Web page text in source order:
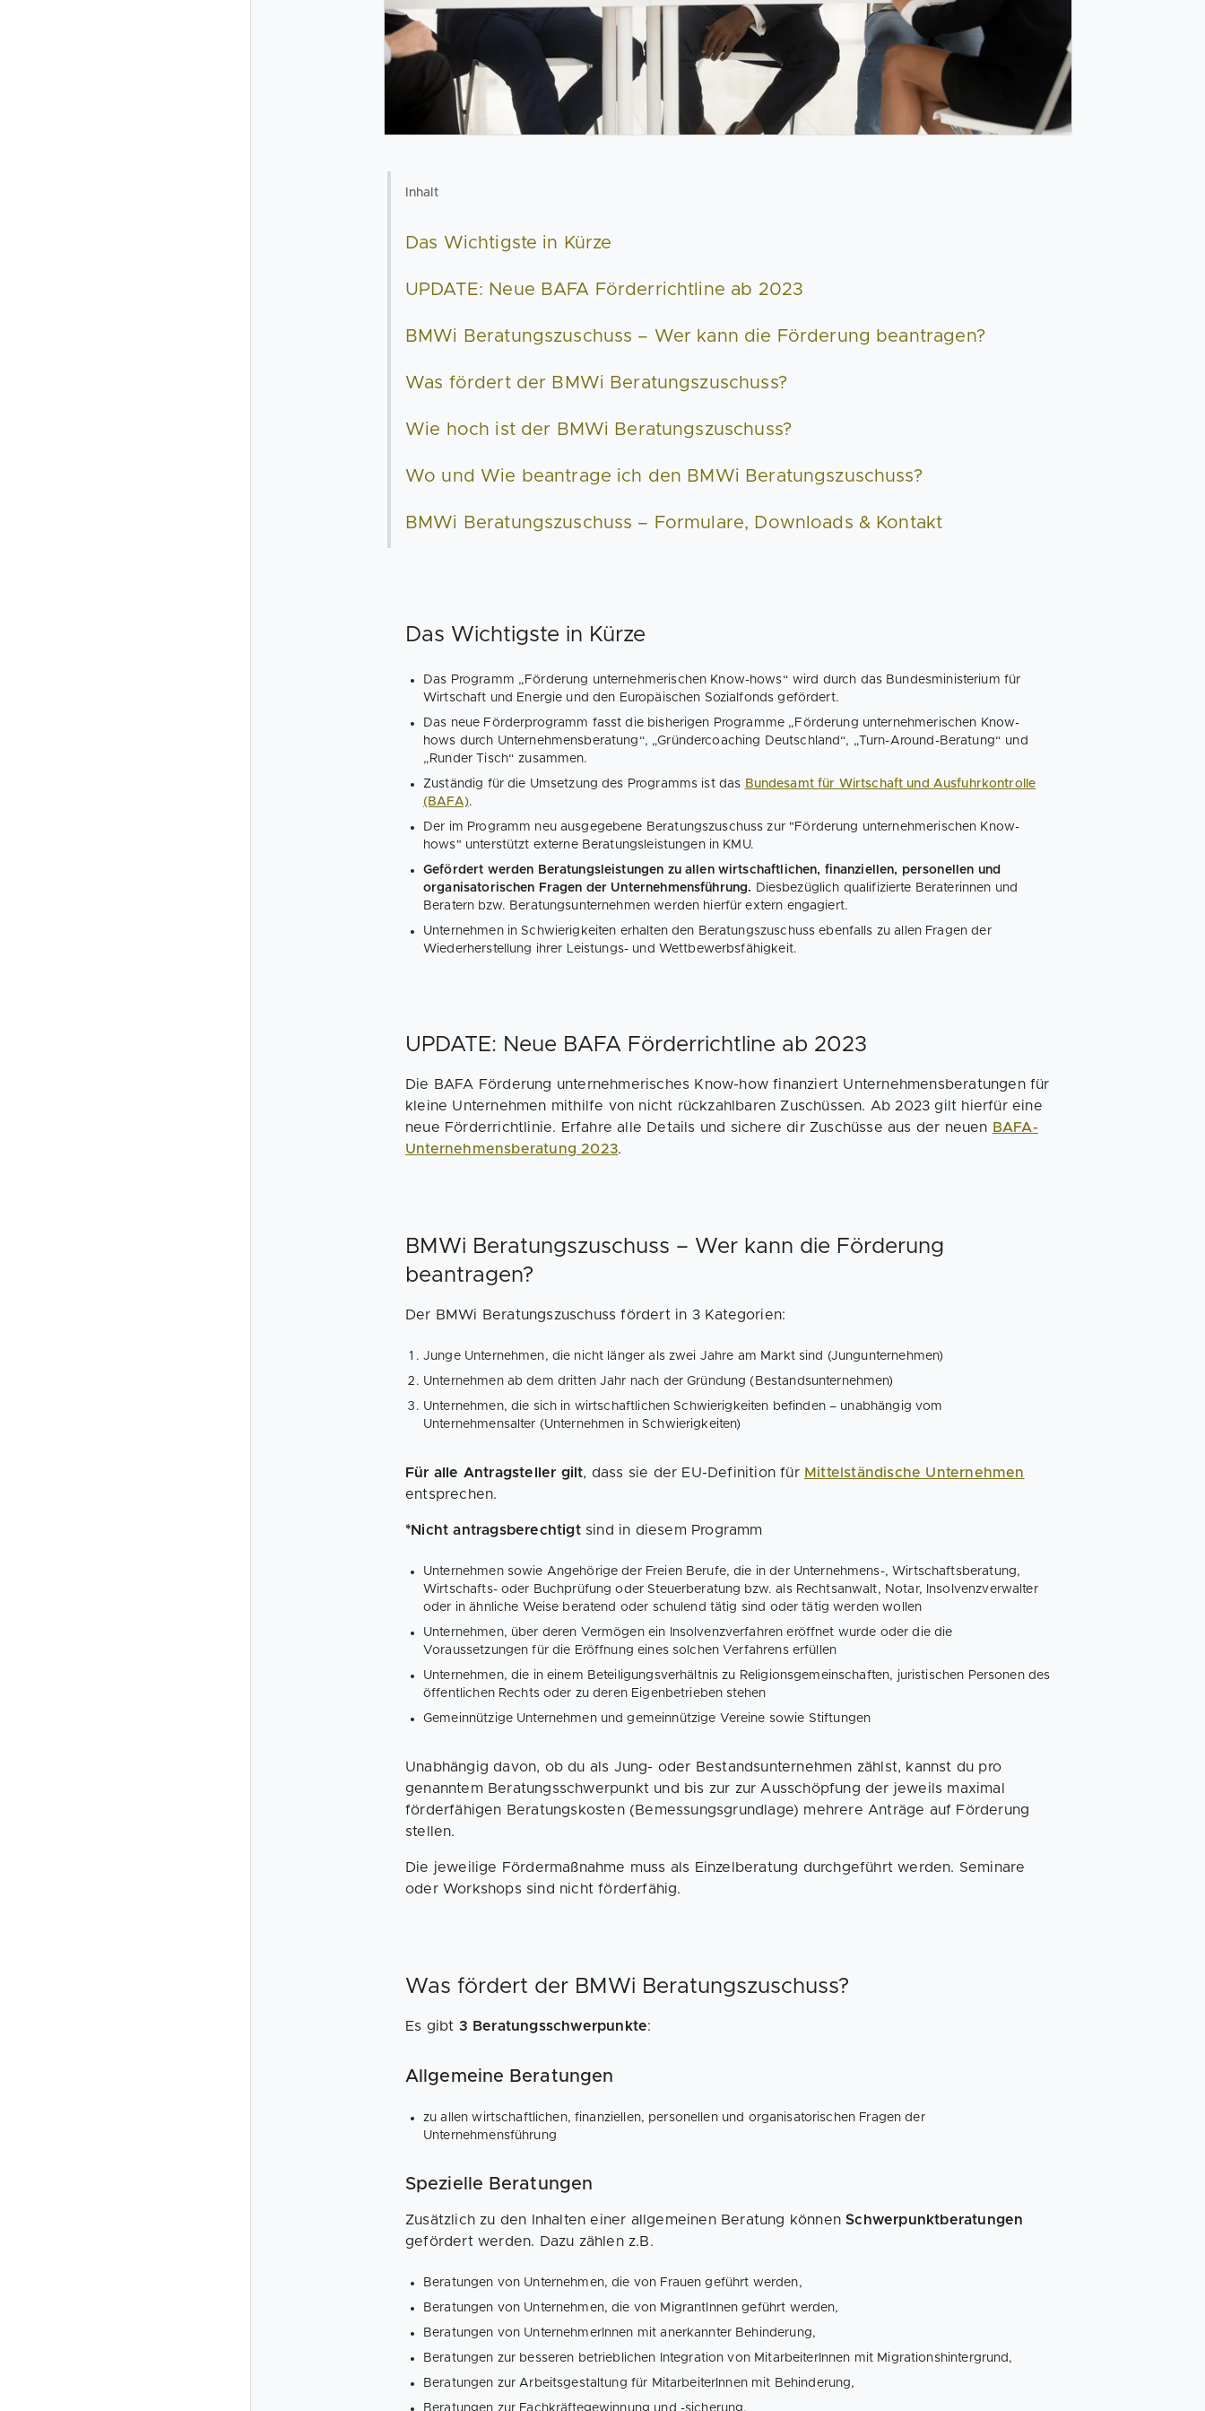
Inhalt
Das Wichtigste in Kürze
UPDATE: Neue BAFA Förderrichtline ab 2023
BMWi Beratungszuschuss – Wer kann die Förderung beantragen?
Was fördert der BMWi Beratungszuschuss?
Wie hoch ist der BMWi Beratungszuschuss?
Wo und Wie beantrage ich den BMWi Beratungszuschuss?
BMWi Beratungszuschuss – Formulare, Downloads & Kontakt
Das Wichtigste in Kürze
Das Programm „Förderung unternehmerischen Know-hows“ wird durch das Bundesministerium für
Wirtschaft und Energie und den Europäischen Sozialfonds gefördert.
Das neue Förderprogramm fasst die bisherigen Programme „Förderung unternehmerischen Know-
hows durch Unternehmensberatung“, „Gründercoaching Deutschland“, „Turn-Around-Beratung“ und
„Runder Tisch“ zusammen.
Zuständig für die Umsetzung des Programms ist das Bundesamt für Wirtschaft und Ausfuhrkontrolle
(BAFA).
Der im Programm neu ausgegebene Beratungszuschuss zur "Förderung unternehmerischen Know-
hows" unterstützt externe Beratungsleistungen in KMU.
Gefördert werden Beratungsleistungen zu allen wirtschaftlichen, finanziellen, personellen und
organisatorischen Fragen der Unternehmensführung. Diesbezüglich qualifizierte Beraterinnen und
Beratern bzw. Beratungsunternehmen werden hierfür extern engagiert.
Unternehmen in Schwierigkeiten erhalten den Beratungszuschuss ebenfalls zu allen Fragen der
Wiederherstellung ihrer Leistungs- und Wettbewerbsfähigkeit.
UPDATE: Neue BAFA Förderrichtline ab 2023
Die BAFA Förderung unternehmerisches Know-how finanziert Unternehmensberatungen für
kleine Unternehmen mithilfe von nicht rückzahlbaren Zuschüssen. Ab 2023 gilt hierfür eine
neue Förderrichtlinie. Erfahre alle Details und sichere dir Zuschüsse aus der neuen BAFA-
Unternehmensberatung 2023.
BMWi Beratungszuschuss – Wer kann die Förderung
beantragen?
Der BMWi Beratungszuschuss fördert in 3 Kategorien:
Junge Unternehmen, die nicht länger als zwei Jahre am Markt sind (Jungunternehmen)
Unternehmen ab dem dritten Jahr nach der Gründung (Bestandsunternehmen)
Unternehmen, die sich in wirtschaftlichen Schwierigkeiten befinden – unabhängig vom
Unternehmensalter (Unternehmen in Schwierigkeiten)
Für alle Antragsteller gilt, dass sie der EU-Definition für Mittelständische Unternehmen
entsprechen.
*Nicht antragsberechtigtsind in diesem Programm
Unternehmen sowie Angehörige der Freien Berufe, die in der Unternehmens-, Wirtschaftsberatung,
Wirtschafts- oder Buchprüfung oder Steuerberatung bzw. als Rechtsanwalt, Notar, Insolvenzverwalter
oder in ähnliche Weise beratend oder schulend tätig sind oder tätig werden wollen
Unternehmen, über deren Vermögen ein Insolvenzverfahren eröffnet wurde oder die die
Voraussetzungen für die Eröffnung eines solchen Verfahrens erfüllen
Unternehmen, die in einem Beteiligungsverhältnis zu Religionsgemeinschaften, juristischen Personen des
öffentlichen Rechts oder zu deren Eigenbetrieben stehen
Gemeinnützige Unternehmen und gemeinnützige Vereine sowie Stiftungen
Unabhängig davon, ob du als Jung- oder Bestandsunternehmen zählst, kannst du pro
genanntem Beratungsschwerpunkt und bis zur zur Ausschöpfung der jeweils maximal
förderfähigen Beratungskosten (Bemessungsgrundlage) mehrere Anträge auf Förderung
stellen.
Die jeweilige Fördermaßnahme muss als Einzelberatung durchgeführt werden. Seminare
oder Workshops sind nicht förderfähig.
Was fördert der BMWi Beratungszuschuss?
Es gibt 3 Beratungsschwerpunkte:
Allgemeine Beratungen
zu allen wirtschaftlichen, finanziellen, personellen und organisatorischen Fragen der
Unternehmensführung
Spezielle Beratungen
Zusätzlich zu den Inhalten einer allgemeinen Beratung könnenSchwerpunktberatungen
gefördert werden. Dazu zählen z.B.
Beratungen von Unternehmen, die von Frauen geführt werden,
Beratungen von Unternehmen, die von MigrantInnen geführt werden,
Beratungen von UnternehmerInnen mit anerkannter Behinderung,
Beratungen zur besseren betrieblichen Integration von MitarbeiterInnen mit Migrationshintergrund,
Beratungen zur Arbeitsgestaltung für MitarbeiterInnen mit Behinderung,
Beratungen zur Fachkräftegewinnung und -sicherung,